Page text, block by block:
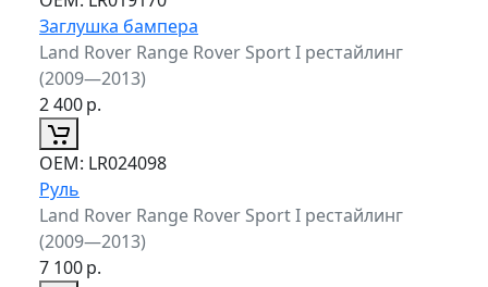
Заглушка бампера
Land Rover Range Rover Sport I рестайлинг
(2009—2013)
2 400р.
ОЕМ: LR024098
Руль
Land Rover Range Rover Sport I рестайлинг
(2009—2013)
7 100р.